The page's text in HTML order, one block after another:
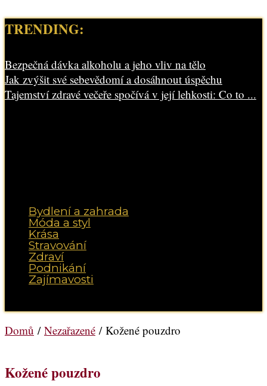
TRENDING:
Bezpečná dávka alkoholu a jeho vliv na tělo
Jak zvýšit své sebevědomí a dosáhnout úspěchu
Tajemství zdravé večeře spočívá v její lehkosti: Co to ...
Bydlení a zahrada
Móda a styl
Krása
Stravování
Zdraví
Podnikání
Zajímavosti
Domů / Nezařazené / Kožené pouzdro
Kožené pouzdro